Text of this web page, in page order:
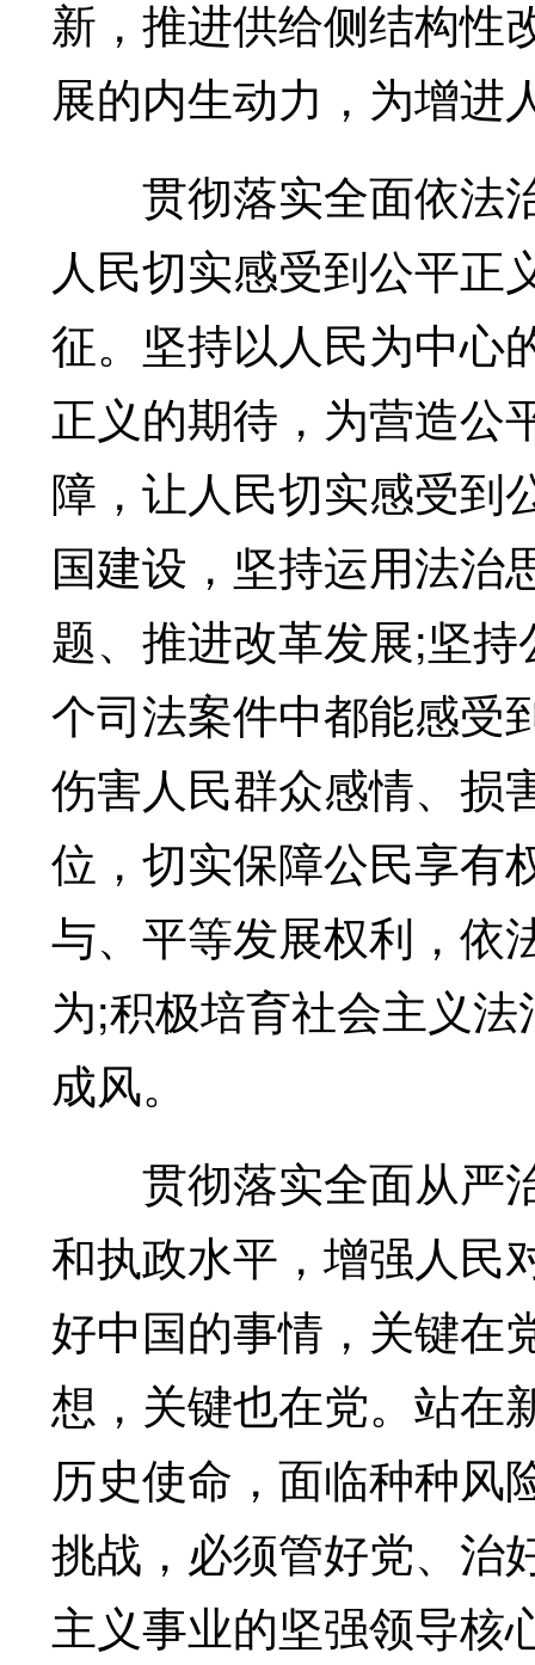
新，推进供给侧结构性
展的内生动力，为增进
贯彻落实全面依法
人民切实感受到公平正
征。坚持以人民为中心
正义的期待，为营造公
障，让人民切实感受到
国建设，坚持运用法治
题、推进改革发展;坚
个司法案件中都能感受
伤害人民群众感情、损
位，切实保障公民享有
与、平等发展权利，依
为;积极培育社会主义
成风。
贯彻落实全面从严
和执政水平，增强人民
好中国的事情，关键在
想，关键也在党。站在
历史使命，面临种种风
挑战，必须管好党、治
主义事业的坚强领导核